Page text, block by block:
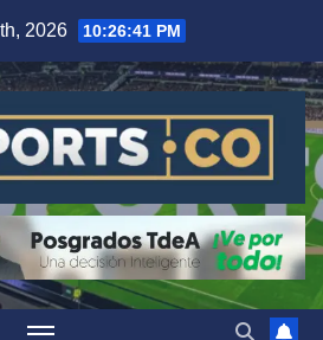
2026 10:26:41 PM